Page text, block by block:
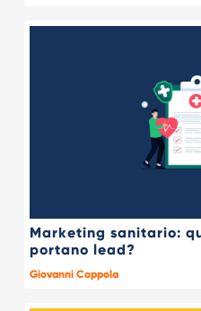
Marketing sanitario:
portano lead?
Giovanni Coppola